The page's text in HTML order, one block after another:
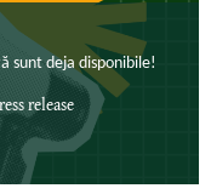
sunt deja disponibile!
release